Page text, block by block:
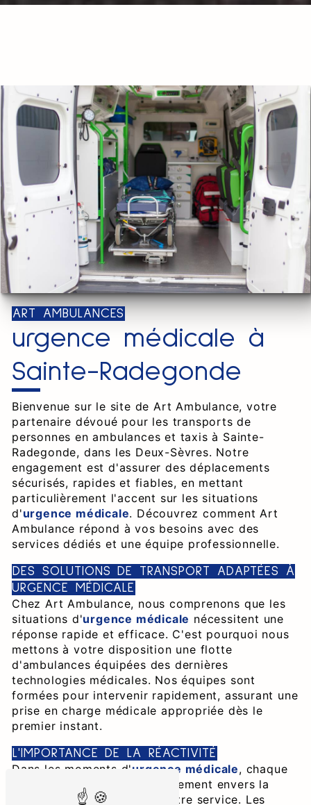
ART AMBULANCES
urgence médicale à
Sainte-Radegonde
Bienvenue sur le site de Art Ambulance, votre
partenaire dévoué pour les transports de
personnes en ambulances et taxis à Sainte-
Radegonde, dans les Deux-Sèvres. Notre
engagement est d'assurer des déplacements
sécurisés, rapides et fiables, en mettant
particulièrement l'accent sur les situations
d'urgence médicale. Découvrez comment Art
Ambulance répond à vos besoins avec des
services dédiés et une équipe professionnelle.
DES SOLUTIONS DE TRANSPORT ADAPTÉES À
URGENCE MÉDICALE
Chez Art Ambulance, nous comprenons que les
situations d'urgence médicale nécessitent une
réponse rapide et efficace. C'est pourquoi nous
mettons à votre disposition une flotte
d'ambulances équipées des dernières
technologies médicales. Nos équipes sont
formées pour intervenir rapidement, assurant une
prise en charge médicale appropriée dès le
premier instant.
L'IMPORTANCE DE LA RÉACTIVITÉ
Dans les moments d'urgence médicale, chaque
minute compte. Notre engagement envers la
réactivité est au cœur de notre service. Les